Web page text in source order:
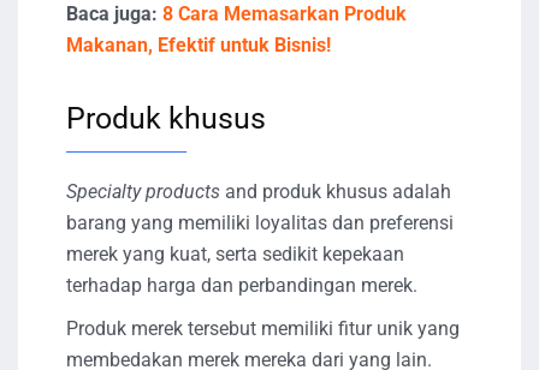
Baca juga: 8 Cara Memasarkan Produk
Makanan, Efektif untuk Bisnis!
Produk khusus
Specialty products and produk khusus adalah
barang yang memiliki loyalitas dan preferensi
merek yang kuat, serta sedikit kepekaan
terhadap harga dan perbandingan merek.
Produk merek tersebut memiliki fitur unik yang
membedakan merek mereka dari yang lain.